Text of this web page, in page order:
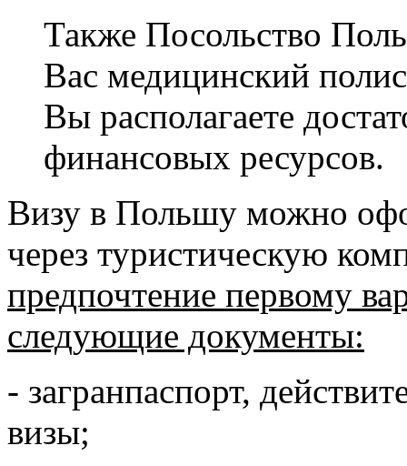
Также Посольство
Вас медицинский
Вы располагаете
финансовых ресурсов.
Визу в Польшу можно
через туристическую
предпочтение первому
следующие документы:
- загранпаспорт,
визы;